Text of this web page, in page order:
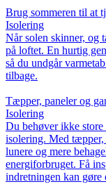
Brug sommeren til at
Isolering
Når solen skinner, og
på loftet. En hurtig
så du undgår
tilbage.
Tæpper, paneler og
Isolering
Du behøver ikke
isolering. Med
lunere og mere
energiforbruget. Få
indretningen kan gøre